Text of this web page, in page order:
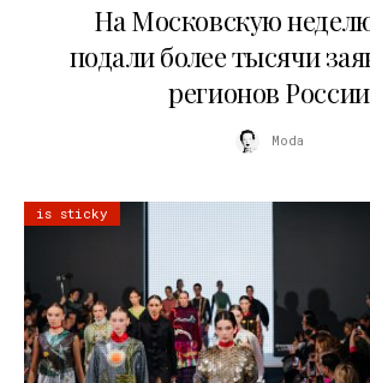
На Московскую
подали более тысячи
регионов России
Moda
is sticky